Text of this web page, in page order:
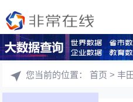
您当前的位置：首页 > 丰